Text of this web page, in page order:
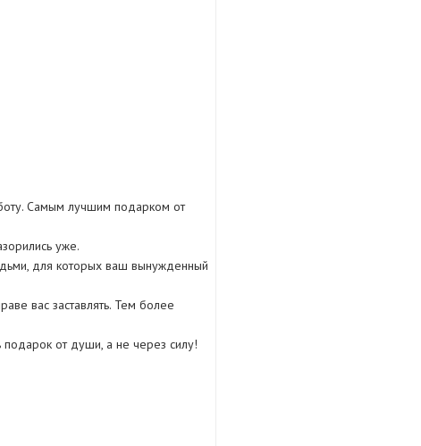
Самым лучшим подарком от
уже.
для которых ваш вынужденный
вас заставлять. Тем более
подарок от души, а не через силу!